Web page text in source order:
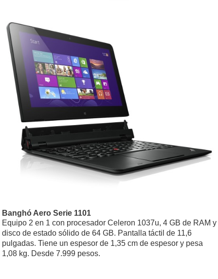
Banghó Aero Serie 1101
Equipo 2 en 1 con procesador Celeron 1037u, 4 GB de RAM y
disco de estado sólido de 64 GB. Pantalla táctil de 11,6
pulgadas. Tiene un espesor de 1,35 cm de espesor y pesa
1,08 kg. Desde 7.999 pesos.